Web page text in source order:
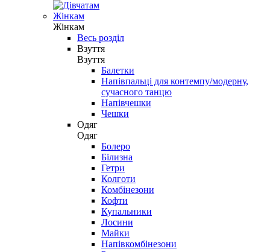
Жінкам
Жінкам
Весь розділ
Взуття
Взуття
Балетки
Напівпальці для контемпу/модерну,
сучасного танцю
Напівчешки
Чешки
Одяг
Одяг
Болеро
Білизна
Гетри
Колготи
Комбінезони
Кофти
Купальники
Лосини
Майки
Напівкомбінезони